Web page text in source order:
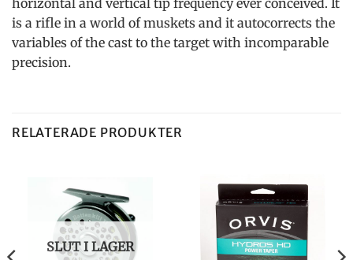
horizontal and vertical tip frequency ever conceived. It
is a rifle in a world of muskets and it autocorrects the
variables of the cast to the target with incomparable
precision.
RELATERADE PRODUKTER
SLUT I LAGER